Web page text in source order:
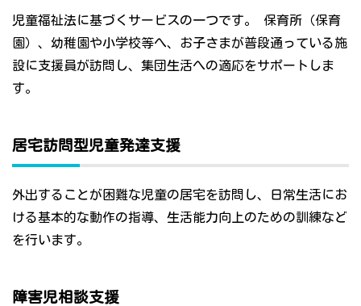
児童福祉法に基づくサービスの一つです。 保育所（保育
園）、幼稚園や小学校等へ、お子さまが普段通っている施
設に支援員が訪問し、集団生活への適応をサポートしま
す。
居宅訪問型児童発達支援
外出することが困難な児童の居宅を訪問し、日常生活にお
ける基本的な動作の指導、生活能力向上のための訓練など
を行います。
障害児相談支援